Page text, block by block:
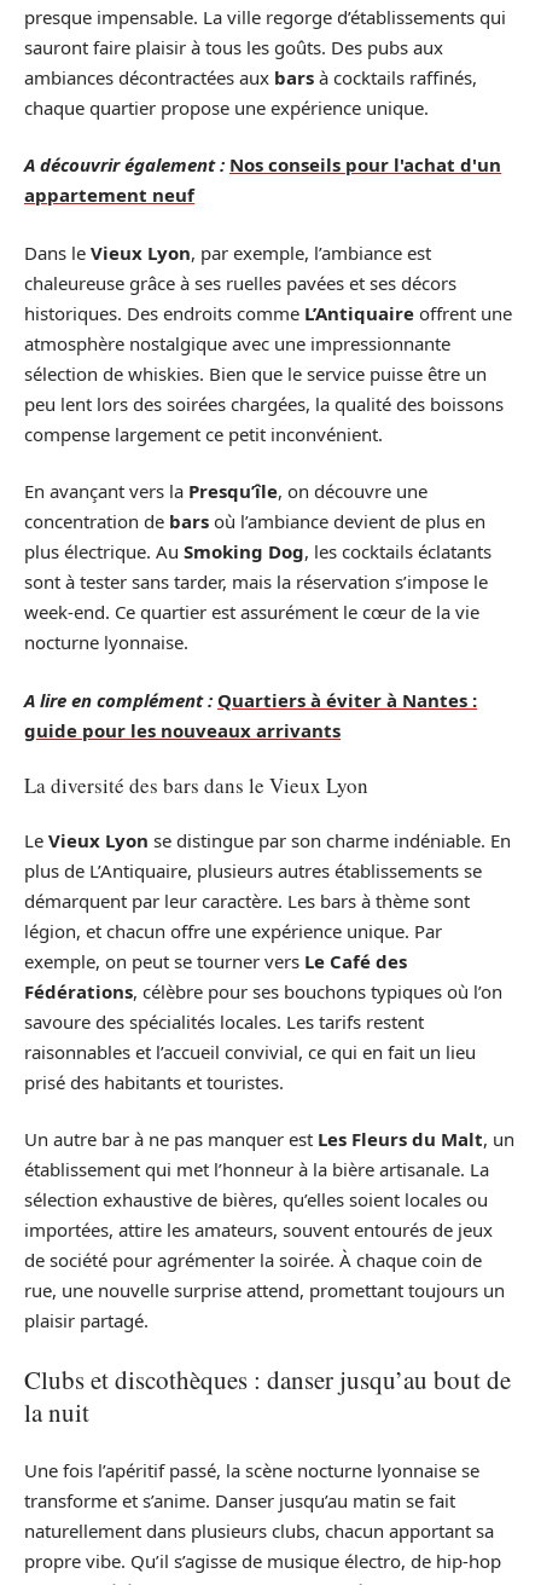
presque impensable. La ville regorge d’établissements qui
sauront faire plaisir à tous les goûts. Des pubs aux
ambiances décontractées aux bars à cocktails raffinés,
chaque quartier propose une expérience unique.
A découvrir également : Nos conseils pour l'achat d'un
appartement neuf
Dans le Vieux Lyon, par exemple, l’ambiance est
chaleureuse grâce à ses ruelles pavées et ses décors
historiques. Des endroits comme L’Antiquaire offrent une
atmosphère nostalgique avec une impressionnante
sélection de whiskies. Bien que le service puisse être un
peu lent lors des soirées chargées, la qualité des boissons
compense largement ce petit inconvénient.
En avançant vers la Presqu’île, on découvre une
concentration de bars où l’ambiance devient de plus en
plus électrique. Au Smoking Dog, les cocktails éclatants
sont à tester sans tarder, mais la réservation s’impose le
week-end. Ce quartier est assurément le cœur de la vie
nocturne lyonnaise.
A lire en complément : Quartiers à éviter à Nantes :
guide pour les nouveaux arrivants
La diversité des bars dans le Vieux Lyon
Le Vieux Lyon se distingue par son charme indéniable. En
plus de L’Antiquaire, plusieurs autres établissements se
démarquent par leur caractère. Les bars à thème sont
légion, et chacun offre une expérience unique. Par
exemple, on peut se tourner vers Le Café des
Fédérations, célèbre pour ses bouchons typiques où l’on
savoure des spécialités locales. Les tarifs restent
raisonnables et l’accueil convivial, ce qui en fait un lieu
prisé des habitants et touristes.
Un autre bar à ne pas manquer est Les Fleurs du Malt, un
établissement qui met l’honneur à la bière artisanale. La
sélection exhaustive de bières, qu’elles soient locales ou
importées, attire les amateurs, souvent entourés de jeux
de société pour agrémenter la soirée. À chaque coin de
rue, une nouvelle surprise attend, promettant toujours un
plaisir partagé.
Clubs et discothèques : danser jusqu’au bout de
la nuit
Une fois l’apéritif passé, la scène nocturne lyonnaise se
transforme et s’anime. Danser jusqu’au matin se fait
naturellement dans plusieurs clubs, chacun apportant sa
propre vibe. Qu’il s’agisse de musique électro, de hip-hop